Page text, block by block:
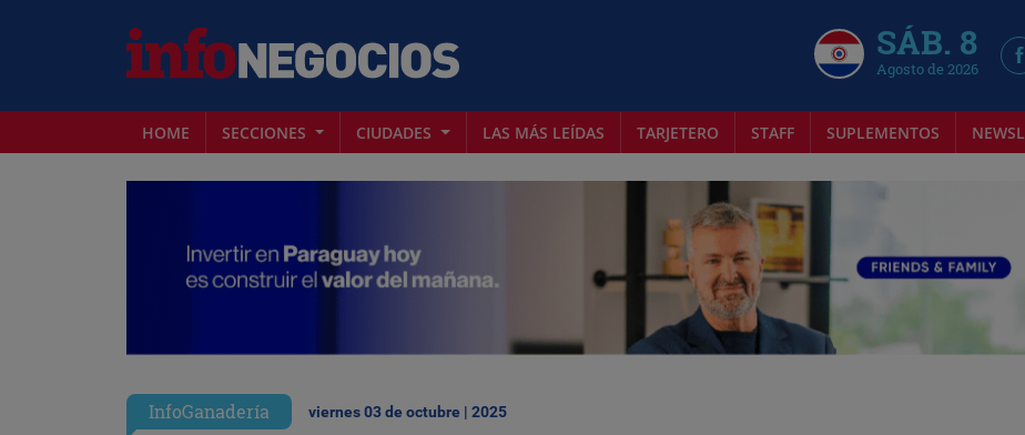
SÁB. 8
Agosto de 2026
HOME SECCIONES CIUDADES LAS MÁS LEÍDAS TARJETERO STAFF SUPLEMENTOS
InfoGanadería viernes 03 de octubre | 2025